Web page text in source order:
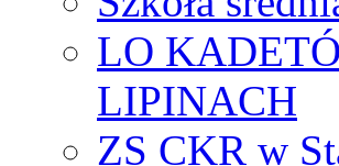
LO
LIPINACH
ZS CKR w